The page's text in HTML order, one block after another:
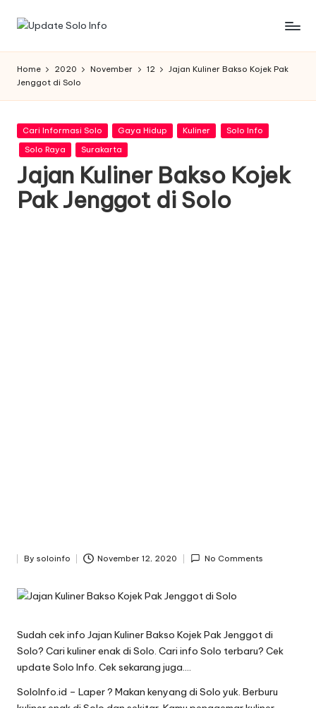
Skip
U
p
d
a
t
e
S
Solo
Home 2020 November 12
Jajan Kuliner Bakso Kojek Pak
Jenggot di Solo
Posted
in
Cari Informasi Solo Gaya Hidup Kuliner
Solo Info
Solo Raya
Surakarta
Jajan Kuliner Bakso Kojek
Pak Jenggot di Solo
Posted
By soloinfo November 12, 2020 No Comments
Sudah cek info Jajan Kuliner Bakso Kojek Pak Jenggot di
Solo? Cari kuliner enak di Solo. Cari info Solo terbaru? Cek
update Solo Info. Cek sekarang juga….
SoloInfo.id – Laper ? Makan kenyang di Solo yuk. Berburu